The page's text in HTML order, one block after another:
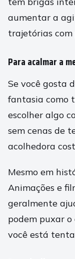
aumentar a
trajetórias com
Para acalmar a
Se você gosta
fantasia como
escolher algo
sem cenas de
acolhedora
Mesmo em
Animações e
geralmente
podem puxar
você está